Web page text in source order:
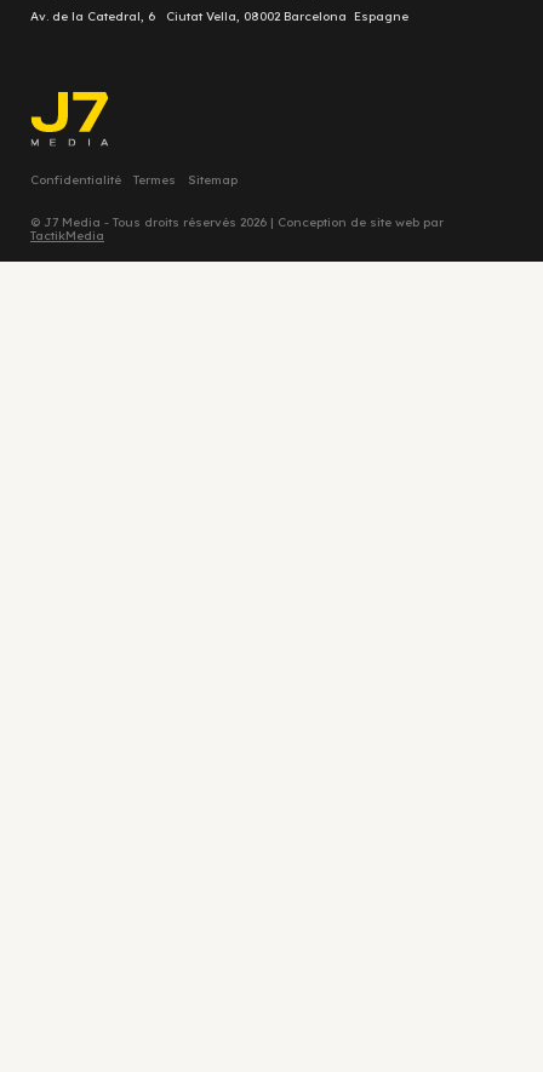
Av. de la Catedral, 6 Ciutat Vella, 08002 Barcelona Espagne
Confidentialité Termes Sitemap
© J7 Media - Tous droits réservés 2026 | Conception de site web par
TactikMedia